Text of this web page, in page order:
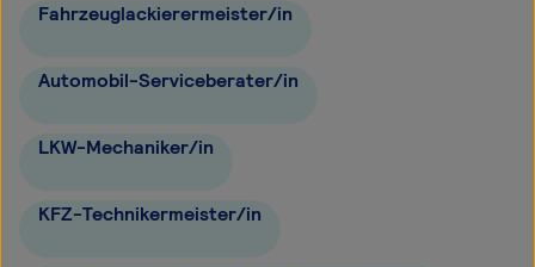
Fahrzeuglackierermeister/in
Automobil-Serviceberater/in
LKW-Mechaniker/in
KFZ-Technikermeister/in